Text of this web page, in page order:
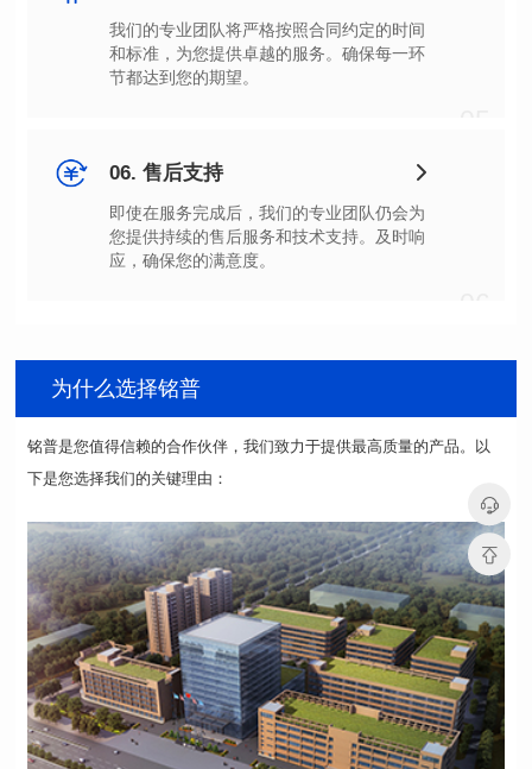
节都达到您的期望。
06. 售后支持
应，确保您的满意度。
为什么选择铭普
下是您选择我们的关键理由：